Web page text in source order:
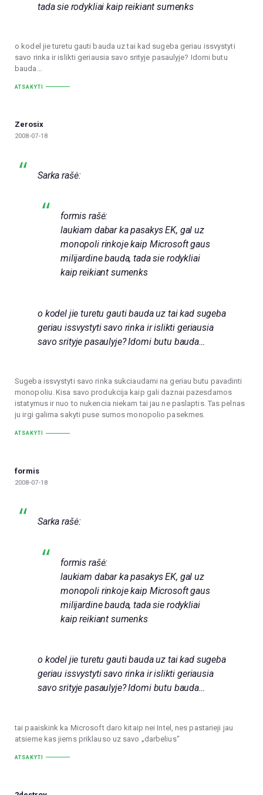
tada sie rodykliai kaip reikiant sumenks
o kodel jie turetu gauti bauda uz tai kad sugeba geriau issvystyti
savo rinka ir islikti geriausia savo srityje pasaulyje? Idomi butu
bauda…
ATSAKYTI
Zerosix
2008-07-18
Sarka rašė:
formis rašė:
laukiam dabar ka pasakys EK, gal uz
monopoli rinkoje kaip Microsoft gaus
milijardine bauda, tada sie rodykliai
kaip reikiant sumenks
o kodel jie turetu gauti bauda uz tai kad sugeba
geriau issvystyti savo rinka ir islikti geriausia
savo srityje pasaulyje? Idomi butu bauda…
Sugeba issvystyti savo rinka sukciaudami na geriau butu pavadinti
monopoliu. Kisa savo produkcija kaip gali daznai pazesdamos
istatymus ir nuo to nukencia niekam tai jau ne paslaptis. Tas pelnas
ju irgi galima sakyti puse sumos monopolio pasekmes.
ATSAKYTI
formis
2008-07-18
Sarka rašė:
formis rašė:
laukiam dabar ka pasakys EK, gal uz
monopoli rinkoje kaip Microsoft gaus
milijardine bauda, tada sie rodykliai
kaip reikiant sumenks
o kodel jie turetu gauti bauda uz tai kad sugeba
geriau issvystyti savo rinka ir islikti geriausia
savo srityje pasaulyje? Idomi butu bauda…
tai paaiskink ka Microsoft daro kitaip nei Intel, nes pastarieji jau
atsieme kas jiems priklauso uz savo „darbelius“
ATSAKYTI